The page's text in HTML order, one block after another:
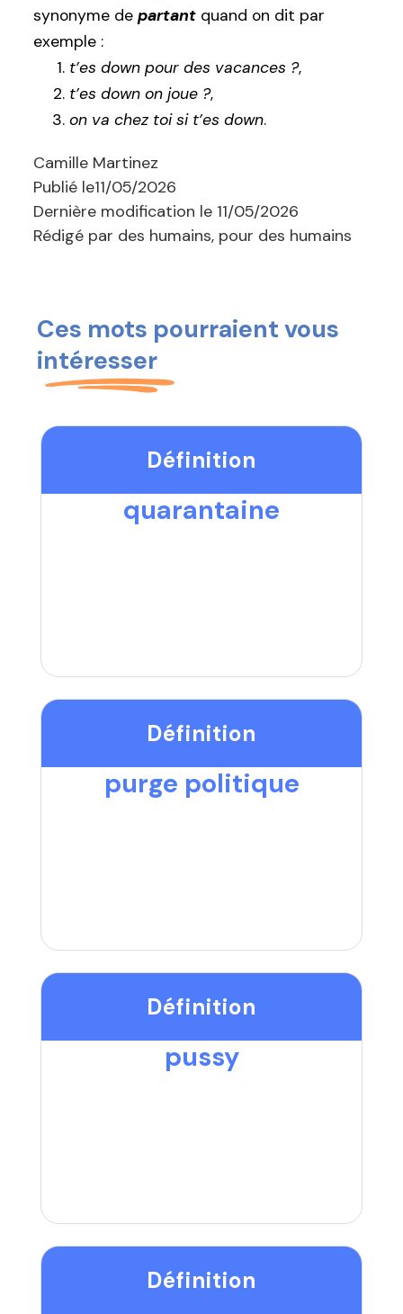
synonyme de partant quand on dit par
exemple :
t’es down pour des vacances ?,
t’es down on joue ?,
on va chez toi si t’es down.
Camille Martinez
Publié le11/05/2026
Dernière modification le 11/05/2026
Rédigé par des humains, pour des humains
Ces mots pourraient vous
intéresser
Définition
quarantaine
Définition
purge politique
Définition
pussy
Définition